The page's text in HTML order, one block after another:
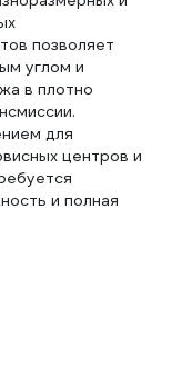
позволяет
углом и
в плотно
для
центров и
и полная